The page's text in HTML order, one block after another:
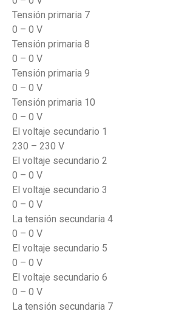
Tensión primaria 7
0 – 0 V
Tensión primaria 8
0 – 0 V
Tensión primaria 9
0 – 0 V
Tensión primaria 10
0 – 0 V
El voltaje secundario 1
230 – 230 V
El voltaje secundario 2
0 – 0 V
El voltaje secundario 3
0 – 0 V
La tensión secundaria 4
0 – 0 V
El voltaje secundario 5
0 – 0 V
El voltaje secundario 6
0 – 0 V
La tensión secundaria 7